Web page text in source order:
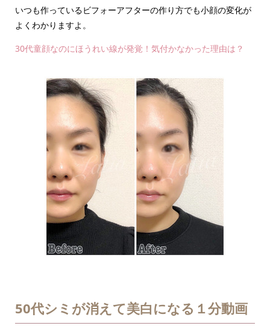
いつも作っているビフォーアフターの作り方でも小顔の変化が
よくわかりますよ。
30代童顔なのにほうれい線が発覚！気付かなかった理由は？
50代シミが消えて美白になる１分動画